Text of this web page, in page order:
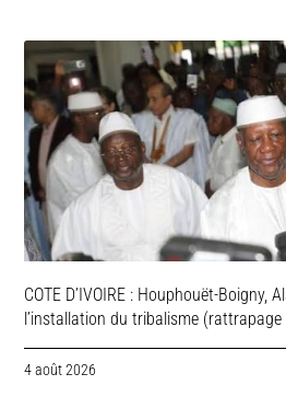
COTE D’IVOIRE : Houphouët-Boigny,
l’installation du tribalisme
4 août 2026